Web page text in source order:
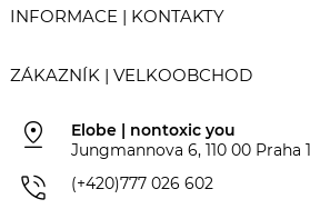
INFORMACE | KONTAKTY
ZÁKAZNÍK | VELKOOBCHOD
pin_drop
Elobe | nontoxic you
Jungmannova 6, 110 00 Praha 1
phone_in_talk (+420)777 026 602